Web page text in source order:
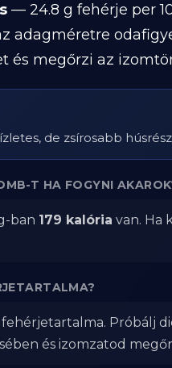
— 24.8 g fehérje per
adagméretre
és megőrzi az
de zsírosabb
T HA FOGYNI
ban 179 kalória van. Ha
fehérjetartalma.
és izomzatod